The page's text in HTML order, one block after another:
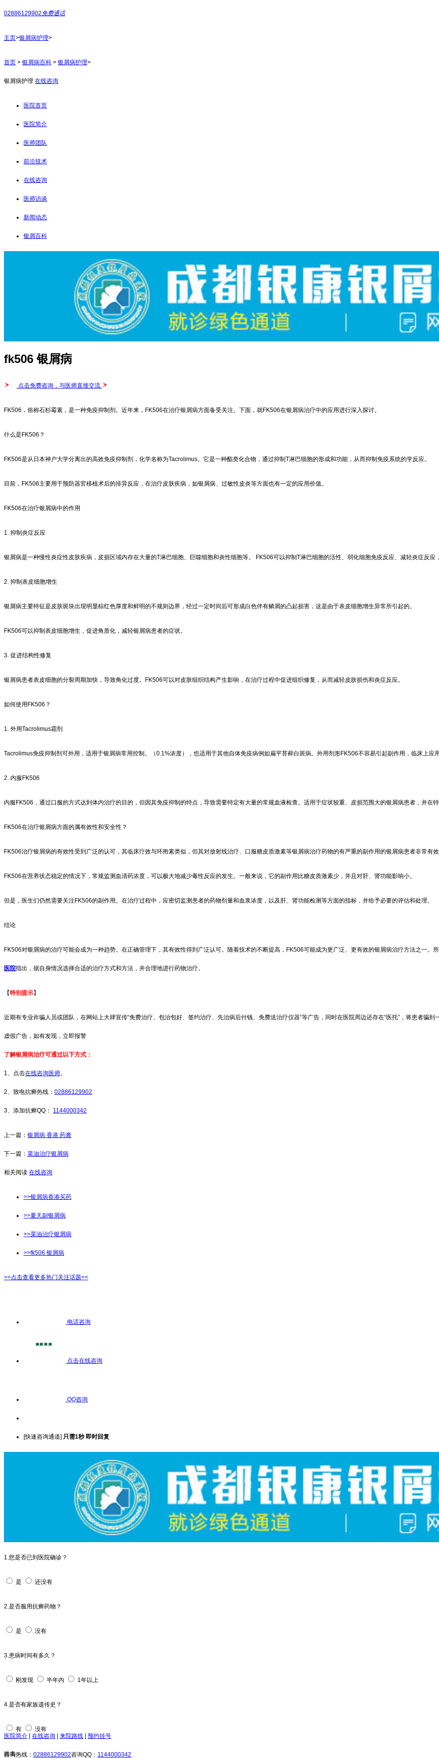
02886129902 免费通话
主页>银屑病护理>
首页 > 银屑病百科 > 银屑病护理>
银屑病护理 在线咨询
医院首页
医院简介
医师团队
前沿技术
在线咨询
医师访谈
新闻动态
银屑百科
fk506 银屑病
点击免费咨询，与医师直接交流
FK506，俗称石杉霉素，是一种免疫抑制剂。近年来，FK506在治疗银屑病方面备受关注。下面，就FK506在银屑病治疗中的应用进行深入探讨。
什么是FK506？
FK506是从日本神户大学分离出的高效免疫抑制剂，化学名称为Tacrolimus。它是一种酯类化合物，通过抑制T淋巴细胞的形成和功能，从而抑制免疫系统的学反应。
目前，FK506主要用于预防器官移植术后的排异反应，在治疗皮肤疾病，如银屑病、过敏性皮炎等方面也有一定的应用价值。
FK506在治疗银屑病中的作用
1. 抑制炎症反应
银屑病是一种慢性炎症性皮肤疾病，皮损区域内存在大量的T淋巴细胞、巨噬细胞和炎性细胞等。 FK506可以抑制T淋巴细胞的活性、弱化细胞免疫反应、减轻炎症反应
2. 抑制表皮细胞增生
银屑病主要特征是皮肤斑块出现明显棕红色厚度和鲜明的不规则边界，经过一定时间后可形成白色伴有鳞屑的凸起损害，这是由于表皮细胞增生异常所引起的。
FK506可以抑制表皮细胞增生，促进角质化，减轻银屑病患者的症状。
3. 促进结构性修复
银屑病患者表皮细胞的分裂周期加快，导致角化过度。FK506可以对皮肤组织结构产生影响，在治疗过程中促进组织修复，从而减轻皮肤损伤和炎症反应。
如何使用FK506？
1. 外用Tacrolimus霜剂
Tacrolimus免疫抑制剂可外用，适用于银屑病常用控制。（0.1%浓度），也适用于其他自体免疫病例如扁平苔藓白斑病。外用剂形FK506不容易引起副作用，临床上应用
2. 内服FK506
内服FK506，通过口服的方式达到体内治疗的目的，但因其免疫抑制的特点，导致需要特定有大量的常规血液检查。适用于症状较重、皮损范围大的银屑病患者，并在特
FK506在治疗银屑病方面的属有效性和安全性？
FK506治疗银屑病的有效性受到广泛的认可，其临床疗效与环孢素类似，但其对放射线治疗、口服糖皮质激素等银屑病治疗药物的有严重的副作用的银屑病患者非常有效
FK506在营养状态稳定的情况下，常规监测血清药浓度，可以极大地减少毒性反应的发生。一般来说，它的副作用比糖皮质激素少，并且对肝、肾功能影响小。
但是，医生们仍然需要关注FK506的副作用。在治疗过程中，应密切监测患者的药物剂量和血浆浓度，以及肝、肾功能检测等方面的指标，并给予必要的评估和处理。
结论
FK506对银屑病的治疗可能会成为一种趋势。在正确管理下，其有效性得到广泛认可。随着技术的不断提高，FK506可能成为更广泛、更有效的银屑病治疗方法之一。
医院指出，据自身情况选择合适的治疗方式和方法，并合理地进行药物治疗。
【特别提示】
近期有专业诈骗人员或团队，在网站上大肆宣传“免费治疗、包治包好、签约治疗、先治病后付钱、免费送治疗仪器“等广告，同时在医院周边还存在“医托”，将患者骗
虚假广告，如有发现，立即报警
了解银屑病治疗可通过以下方式：
1、点击在线咨询医师。
2、致电抗癣热线： 02886129902
3、添加抗癣QQ： 1144000342
上一篇： 银屑病 香港 药膏
下一篇： 菜油治疗银屑病
相关阅读 在线咨询
>>银屑病香港买药
>>夏天副银屑病
>>菜油治疗银屑病
>>fk506 银屑病
>>点击查看更多热门关注话题<<
电话咨询
点击在线咨询
QQ咨询
[快速咨询通道] 只需1秒 即时回复
1.您是否已到医院确诊？
是 还没有
2.是否服用抗癣药物？
是 没有
3.患病时间有多久？
刚发现 半年内 1年以上
4.是否有家族遗传史？
有 没有
姓名：
医院简介 | 在线咨询 | 来院路线 | 预约挂号
咨询热线： 02886129902咨询QQ： 1144000342